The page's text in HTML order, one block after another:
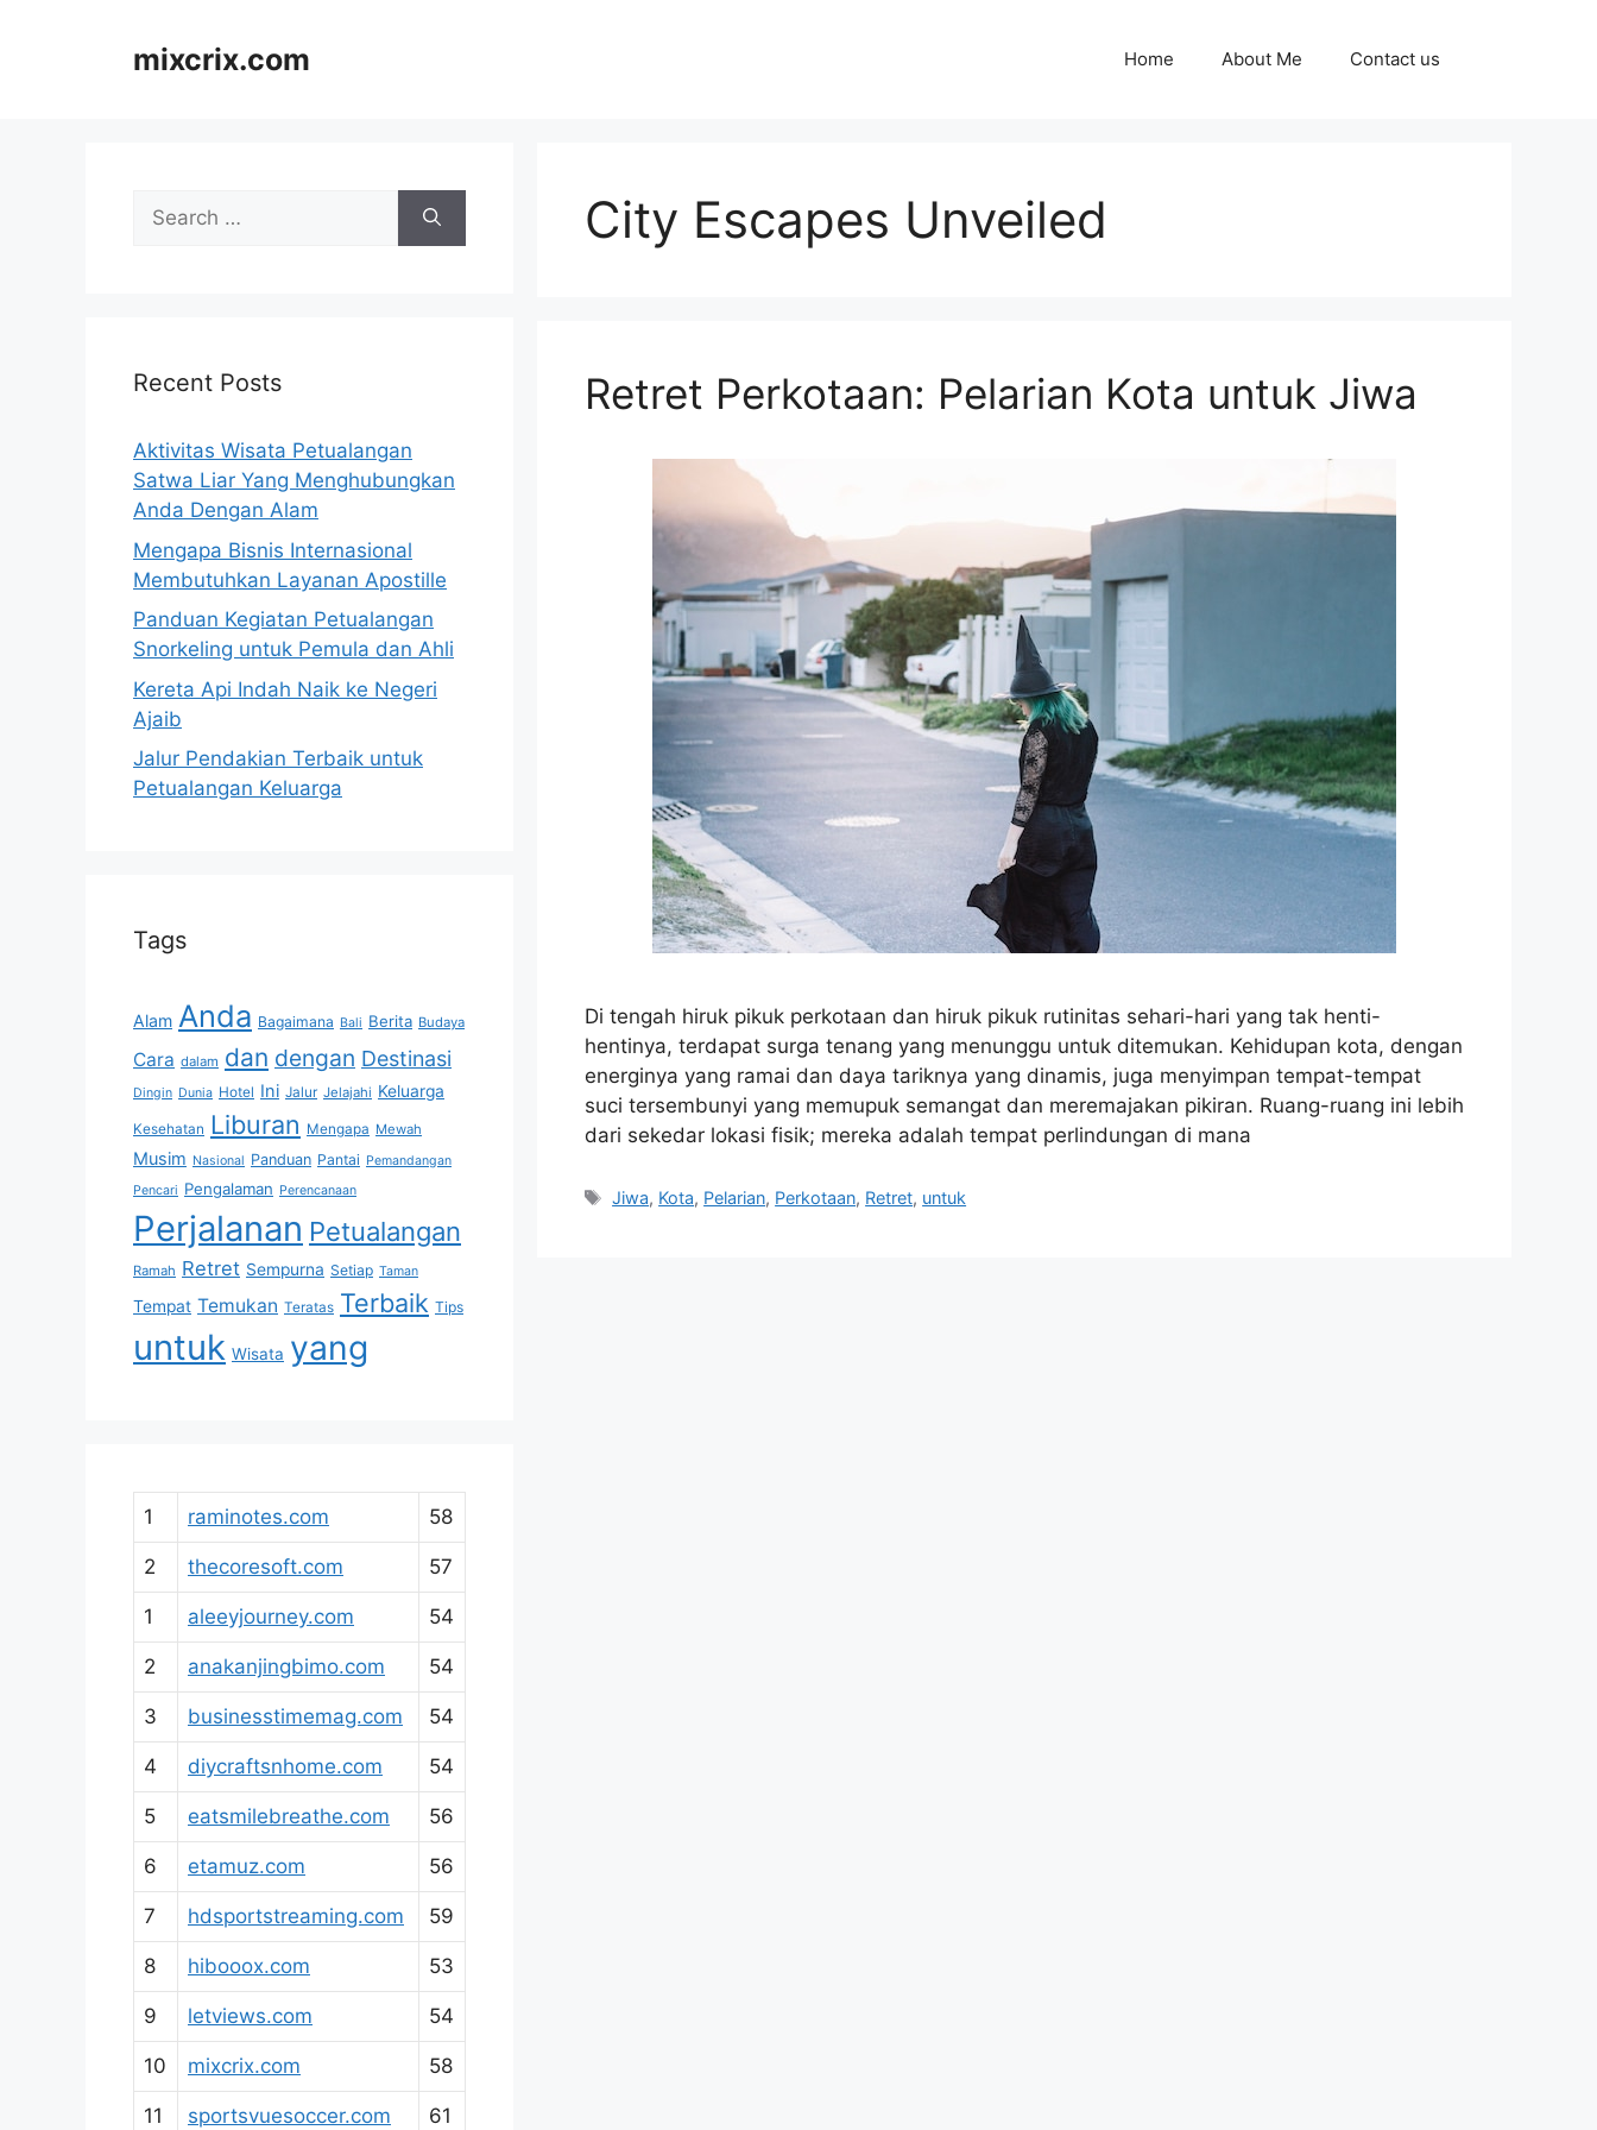
mixcrix.com Home About Me Contact us
City Escapes Unveiled
Retret Perkotaan: Pelarian Kota untuk Jiwa
Di tengah hiruk pikuk perkotaan dan hiruk pikuk rutinitas sehari-hari yang tak henti-
hentinya, terdapat surga tenang yang menunggu untuk ditemukan. Kehidupan kota, dengan
energinya yang ramai dan daya tariknya yang dinamis, juga menyimpan tempat-tempat
suci tersembunyi yang memupuk semangat dan meremajakan pikiran. Ruang-ruang ini lebih
dari sekedar lokasi fisik; mereka adalah tempat perlindungan di mana
Tags
Jiwa, Kota, Pelarian, Perkotaan, Retret, untuk
Search
for:
Recent Posts
Aktivitas Wisata Petualangan
Satwa Liar Yang Menghubungkan
Anda Dengan Alam
Mengapa Bisnis Internasional
Membutuhkan Layanan Apostille
Panduan Kegiatan Petualangan
Snorkeling untuk Pemula dan Ahli
Kereta Api Indah Naik ke Negeri
Ajaib
Jalur Pendakian Terbaik untuk
Petualangan Keluarga
Tags
Alam Anda Bagaimana Bali Berita Budaya
Cara dalam dan dengan Destinasi
Dingin Dunia Hotel Ini Jalur Jelajahi Keluarga
Kesehatan Liburan Mengapa Mewah
Musim Nasional Panduan Pantai Pemandangan
Pencari Pengalaman Perencanaan
Perjalanan Petualangan
Ramah Retret Sempurna Setiap Taman
Tempat Temukan Teratas Terbaik Tips
untuk Wisata yang
1 raminotes.com 58
2 thecoresoft.com 57
1 aleeyjourney.com 54
2 anakanjingbimo.com 54
3 businesstimemag.com 54
4 diycraftsnhome.com 54
5 eatsmilebreathe.com 56
6 etamuz.com 56
7 hdsportstreaming.com 59
8 hibooox.com 53
9 letviews.com 54
10 mixcrix.com 58
11 sportsvuesoccer.com 61